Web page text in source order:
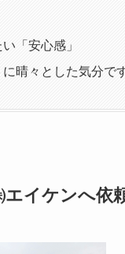
「安心感」
晴々とした気分です
イケンへ依